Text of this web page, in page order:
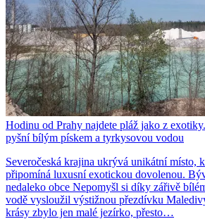
Hodinu od Prahy najdete pláž jako z
pyšní bílým pískem a tyrkysovou vodou
Severočeská krajina ukrývá unikátní místo,
připomíná luxusní exotickou dovolenou.
nedaleko obce Nepomyšl si díky zářivě
vodě vysloužil výstižnou přezdívku
krásy zbylo jen malé jezírko, přesto…